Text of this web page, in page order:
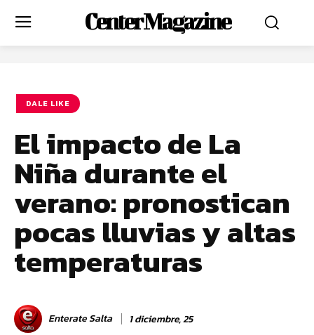
Center Magazine
DALE LIKE
El impacto de La
Niña durante el
verano: pronostican
pocas lluvias y altas
temperaturas
Enterate Salta 1 diciembre, 25